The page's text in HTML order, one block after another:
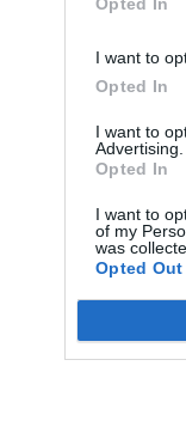
I want to
Opted In
I want to
Advertising.
Opted In
I want to
of my
was
Opted Out
Człowiek
i nie zmieni w
uczynić ich
zła to